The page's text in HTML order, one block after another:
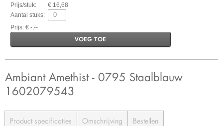
Prijs/stuk:
€ 16,68
Aantal stuks:
Prijs: € -,--
VOEG TOE
Ambiant Amethist - 0795 Staalblauw
1602079543
Product specificaties Omschrijving Bestellen